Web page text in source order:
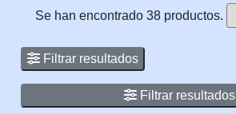
Se han encontrado 38 productos.
Filtrar resultados
Filtrar resultados